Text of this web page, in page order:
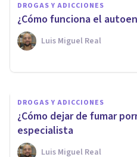
DROGAS Y ADICCIONES
¿Cómo funciona el
Luis Miguel Real
Alcoholismo
síntomas y
DROGAS Y ADICCIONES
¿Cómo dejar de fumar
especialista
Luis Miguel Real